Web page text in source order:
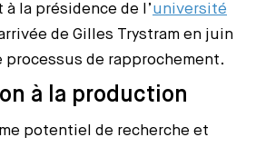
à la présidence de l’université
de Gilles Trystram en juin
processus de rapprochement.
à la production
potentiel de recherche et